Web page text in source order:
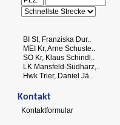
BI St, Franziska Dur..
MEI Kr, Arne Schuste..
SO Kr, Klaus Schindl..
LK Mansfeld-Südharz,..
Hwk Trier, Daniel Jä..
Kontakt
Kontaktformular